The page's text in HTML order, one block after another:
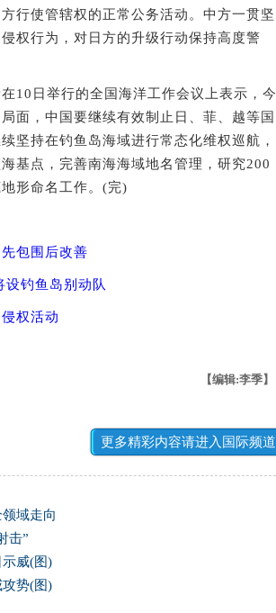
行使管辖权的正常公务活动。中方一贯坚
权行为，对日方的升级行动保持高度警
日举行的全国海洋工作会议上表示，今
面，中国要继续有效制止日、菲、越等国
坚持在钓鱼岛海域进行常态化维权巡航，
基点，完善南海海域地名管理，研究200
形命名工作。(完)
包围后改善
设钓鱼岛别动队
权活动
【编辑:李季】
更多精彩内容请进入国际频道
域走向
击”
威(图)
势(图)